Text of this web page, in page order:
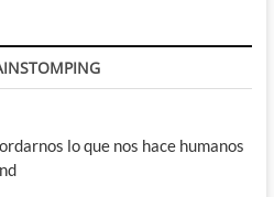
lo que nos hace humanos